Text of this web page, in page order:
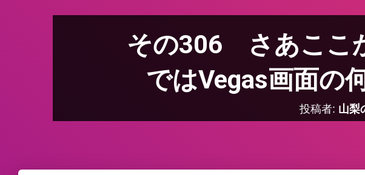
その306 さあここ
ではVegas画面の
投稿者: 山梨